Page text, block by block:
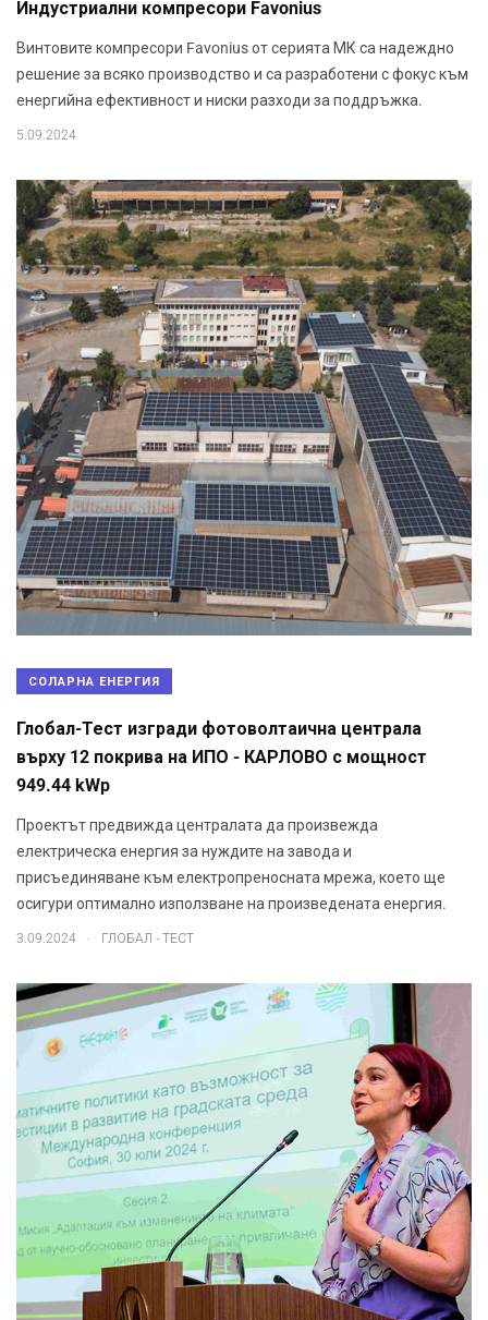
Индустриални компресори Favonius
Винтовите компресори Favonius от серията МК са надеждно
решение за всяко производство и са разработени с фокус към
енергийна ефективност и ниски разходи за поддръжка.
5.09.2024
СОЛАРНА ЕНЕРГИЯ
Глобал-Тест изгради фотоволтаична централа
върху 12 покрива на ИПО - КАРЛОВО с мощност
949.44 kWp
Проектът предвижда централата да произвежда
електрическа енергия за нуждите на завода и
присъединяване към електропреносната мрежа, което ще
осигури оптимално използване на произведената енергия.
3.09.2024 ГЛОБАЛ - ТЕСТ